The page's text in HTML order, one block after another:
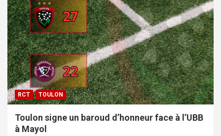
RCT TOULON
Toulon signe un baroud d’honneur face à l’UBB
à Mayol